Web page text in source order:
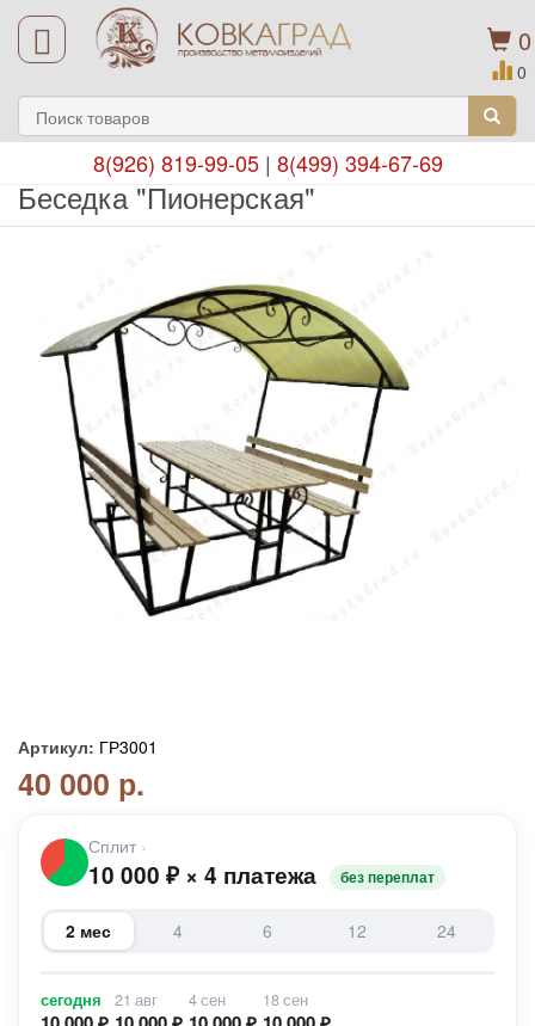
0
0
8(926) 819-99-05| 8(499) 394-67-69
Беседка "Пионерская"
Артикул: ГР3001
40 000 р.
Сплит ›
10 000 ₽ × 4 платежа без переплат
2 мес 4 6 12 24
сегодня 21 авг 4 сен 18 сен